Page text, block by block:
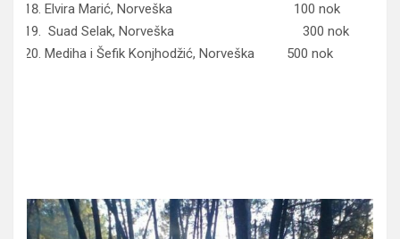
Elvira Marić, Norveška 100 nok
Suad Selak, Norveška 300 nok
Mediha i Šefik Konjhodžić, Norveška 500 nok